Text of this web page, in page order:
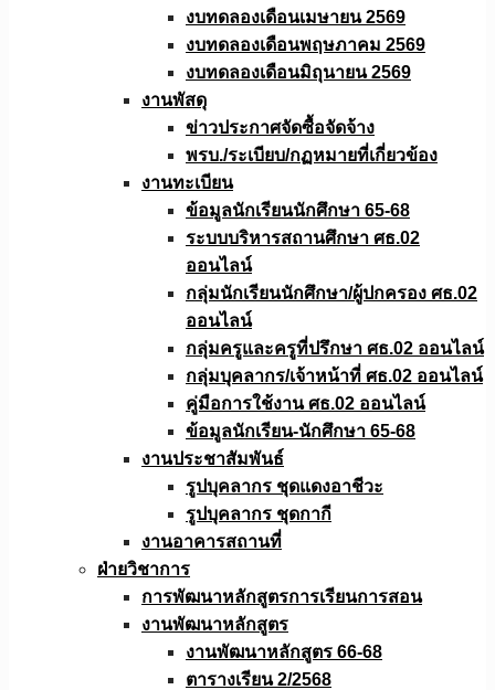
งบทดลองเดือนเมษายน 2569
งบทดลองเดือนพฤษภาคม 2569
งบทดลองเดือนมิถุนายน 2569
งานพัสดุ
ข่าวประกาศจัดซื้อจัดจ้าง
พรบ./ระเบียบ/กฏหมายที่เกี่ยวข้อง
งานทะเบียน
ข้อมูลนักเรียนนักศึกษา 65-68
ระบบบริหารสถานศึกษา ศธ.02
ออนไลน์
กลุ่มนักเรียนนักศึกษา/ผู้ปกครอง ศธ.02
ออนไลน์
กลุ่มครูและครูที่ปรึกษา ศธ.02 ออนไลน์
กลุ่มบุคลากร/เจ้าหน้าที่ ศธ.02 ออนไลน์
คู่มือการใช้งาน ศธ.02 ออนไลน์
ข้อมูลนักเรียน-นักศึกษา 65-68
งานประชาสัมพันธ์
รูปบุคลากร ชุดแดงอาชีวะ
รูปบุคลากร ชุดกากี
งานอาคารสถานที่
ฝ่ายวิชาการ
การพัฒนาหลักสูตรการเรียนการสอน
งานพัฒนาหลักสูตร
งานพัฒนาหลักสูตร 66-68
ตารางเรียน 2/2568